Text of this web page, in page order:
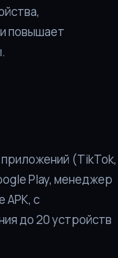
повышает
(TikTok,
Play, менеджер
APK, с
до 20 устройств